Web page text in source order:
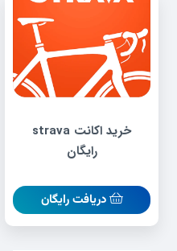
خرید اکانت strava
رایگان
دریافت رایگان